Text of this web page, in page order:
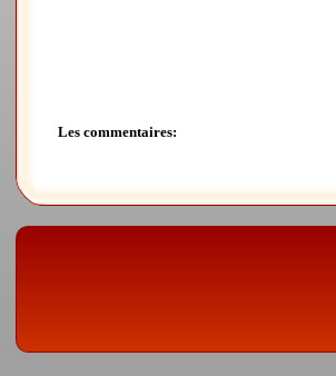
Les commentaires: